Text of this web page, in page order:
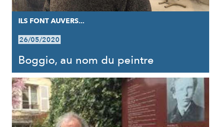
ILS FONT AUVERS...
26/05/2020
Boggio, au nom du peintre